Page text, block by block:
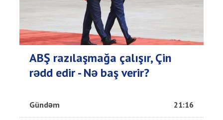
ABŞ razılaşmağa çalışır, Çin
rədd edir - Nə baş verir?
Gündəm 21:16